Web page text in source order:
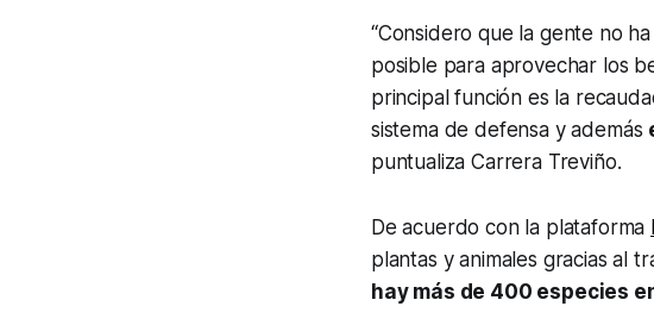
“Considero que la gente no
posible para aprovechar los
principal función es la
sistema de defensa y además
puntualiza Carrera Treviño.
De acuerdo con la plataforma
plantas y animales gracias al
hay más de 400 especies